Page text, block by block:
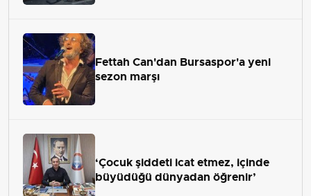
Fettah Can'dan Bursaspor'a yeni
sezon marşı
‘Çocuk şiddeti icat etmez, içinde
büyüdüğü dünyadan öğrenir’